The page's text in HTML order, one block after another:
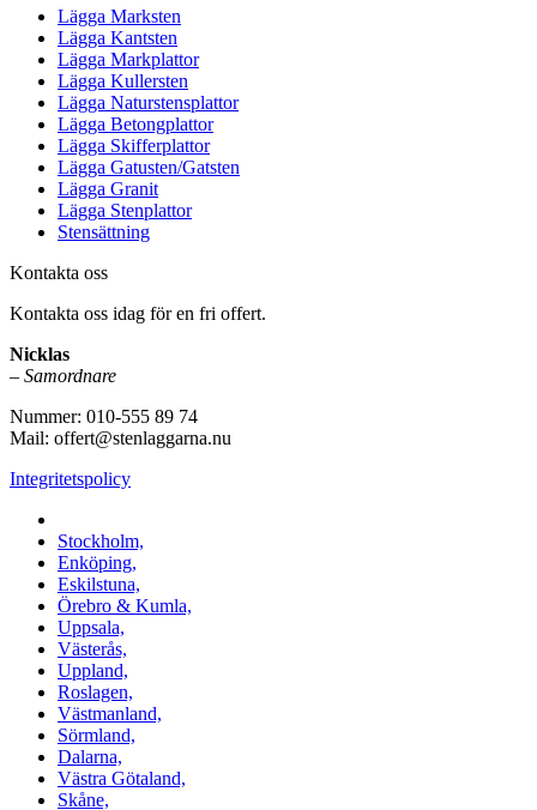
Lägga Marksten
Lägga Kantsten
Lägga Markplattor
Lägga Kullersten
Lägga Naturstensplattor
Lägga Betongplattor
Lägga Skifferplattor
Lägga Gatusten/Gatsten
Lägga Granit
Lägga Stenplattor
Stensättning
Kontakta oss
Kontakta oss idag för en fri offert.
Nicklas
– Samordnare
Nummer: 010-555 89 74
Mail: offert@stenlaggarna.nu
Integritetspolicy
Stockholm,
Enköping,
Eskilstuna,
Örebro & Kumla,
Uppsala,
Västerås,
Uppland,
Roslagen,
Västmanland,
Sörmland,
Dalarna,
Västra Götaland,
Skåne,